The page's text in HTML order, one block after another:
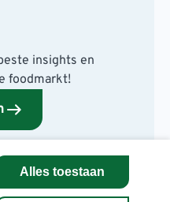
Alles toestaan
insights en
foodmarkt!